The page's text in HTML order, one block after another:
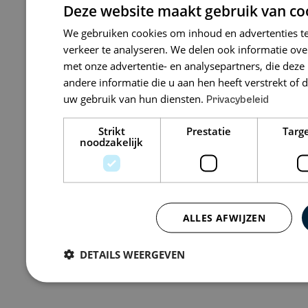
Deze website maakt gebruik van
We gebruiken cookies om inhoud en advertenties
verkeer te analyseren. We delen ook informatie
met onze advertentie- en analysepartners, die
andere informatie die u aan hen heeft verstrekt of
uw gebruik van hun diensten. Privacybeleid
Strikt
noodzakelijk
Prestatie
ALLES AFWIJZEN
DETAILS WEERGEVEN